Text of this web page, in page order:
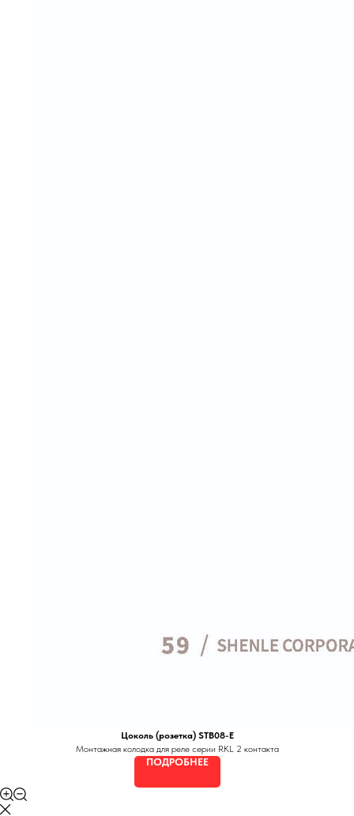
Цоколь (розетка) STB08-E
Монтажная колодка для реле серии RKL 2 контакта
ПОДРОБНЕЕ